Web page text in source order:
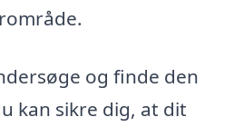
og finde den
kan sikre dig, at dit